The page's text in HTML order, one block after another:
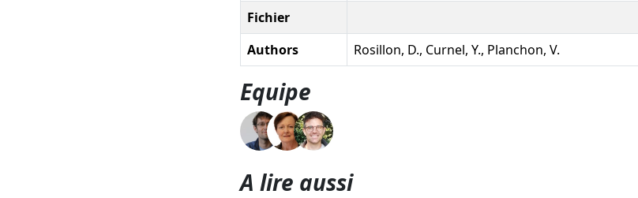
Fichier
Authors
Rosillon, D., Curnel, Y., Planchon, V.
Equipe
A lire aussi